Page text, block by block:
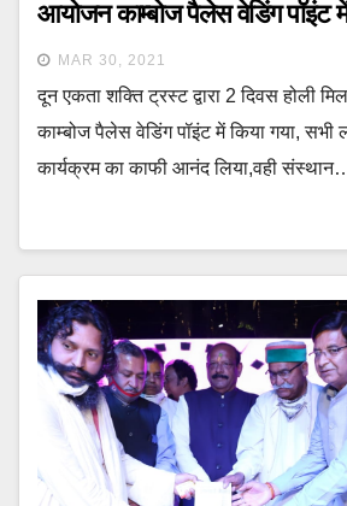
आयोजन काम्बोज पैलेस वेडिंग पॉइंट
MAR 30, 2021
दून एकता शक्ति ट्रस्ट द्वारा 2 दिवस होली
काम्बोज पैलेस वेडिंग पॉइंट में किया गया, सभी
कार्यक्रम का काफी आनंद लिया,वही